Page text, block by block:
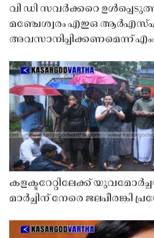
വി ഡി സവർക്കറെ
മഞ്ചേശ്വരം എഇഒ
അവസാനിപ്പിക്കണമെന്ന്
കളക്ടറേറ്റിലേക്ക്
മാർച്ചിന് നേരെ ജലപീരങ്കി